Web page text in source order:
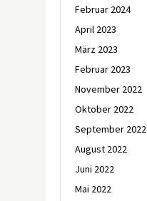
Februar 2024
April 2023
März 2023
Februar 2023
November 2022
Oktober 2022
September 2022
August 2022
Juni 2022
Mai 2022